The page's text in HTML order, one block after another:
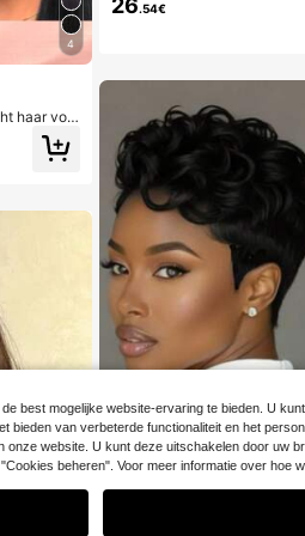
4
haar voo
-180% di
haar 10-1
uik van echt haar, natuurlijke
.54€
best mogelijke website-ervaring te bieden. U
van verbeterde functionaliteit en het
website. U kunt deze uitschakelen door uw
beheren". Voor meer informatie over hoe